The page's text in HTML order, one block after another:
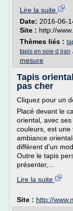
Lire la suite
Date: 2016-06-
Site : http://
Thèmes liés :
tapis en soie d iran
mesure
Tapis
pas cher
Cliquez pour un
Placé devant le
oriental, avec
couleurs, est une
ambiance
diffèrent d'un
Outre le tapis
présenter,...
Lire la suite
Site : http://